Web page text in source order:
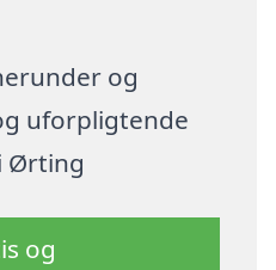
og
uforpligtende
Ørting
og